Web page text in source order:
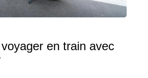
en train avec